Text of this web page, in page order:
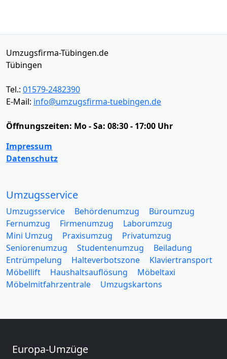
Umzugsfirma-Tübingen.de
Tübingen
Tel.: 01579-2482390
E-Mail: info@umzugsfirma-tuebingen.de
Öffnungszeiten: Mo - Sa: 08:30 - 17:00 Uhr
Impressum
Datenschutz
Umzugsservice
Umzugsservice Behördenumzug
Büroumzug
Fernumzug
Firmenumzug
Laborumzug
Mini Umzug
Praxisumzug
Privatumzug
Seniorenumzug
Studentenumzug
Beiladung
Entrümpelung
Halteverbotszone
Klaviertransport
Möbellift
Haushaltsauflösung
Möbeltaxi
Möbelmitfahrzentrale
Umzugskartons
Europa-Umzüge